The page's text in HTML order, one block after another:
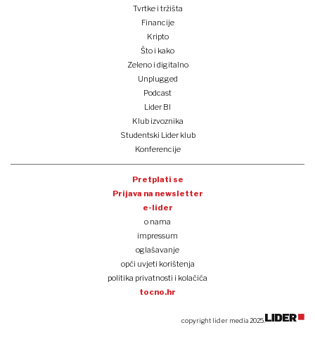
Tvrtke i tržišta
Financije
Kripto
Što i kako
Zeleno i digitalno
Unplugged
Podcast
Lider BI
Klub izvoznika
Studentski Lider klub
Konferencije
Pretplati se
Prijava na newsletter
e-lider
o nama
impressum
oglašavanje
opći uvjeti korištenja
politika privatnosti i kolačića
tocno.hr
copyright lider media 2025.